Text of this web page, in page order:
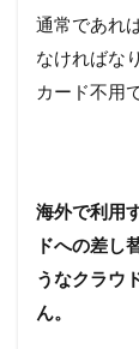
通常であれ
なければな
カード不用
海外で利用
ドへの差し
うなクラウ
ん。